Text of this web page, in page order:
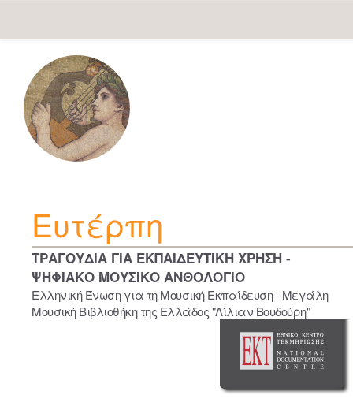
navigation
Ευτέρπη
ΤΡΑΓΟΥΔΙΑ ΓΙΑ ΕΚΠΑΙΔΕΥΤΙΚΗ ΧΡΗΣΗ -
ΨΗΦΙΑΚΟ ΜΟΥΣΙΚΟ ΑΝΘΟΛΟΓΙΟ
Ελληνική Ένωση για τη Μουσική Εκπαίδευση - Μεγάλη
Μουσική Βιβλιοθήκη της Ελλάδος "Λίλιαν Βουδούρη"